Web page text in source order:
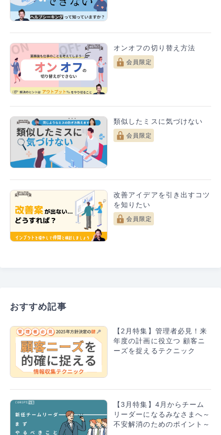
オンオフの切り替え方法
会員限定
類似したミスに気づけない
会員限定
改善アイデアを引き出すコツ
を知りたい
会員限定
おすすめ記事
【2月特集】管理者必見！来
年度の計画に役立つ 顧客ニ
ーズを捉えるテクニック
【3月特集】4月からチーム
リーダーになるみなさまへ～
不安解消のためのポイント～